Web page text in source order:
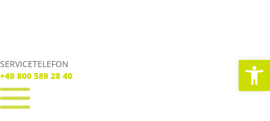
SERVICETELEFON
+49 800 589 28 40
SERVICE TELEFON
+49 800 589 28 40